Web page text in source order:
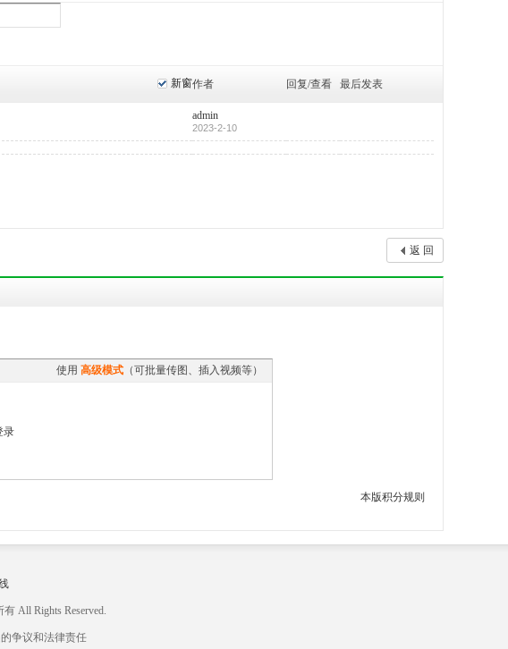
新窗作者 回复/查看 最后发表
admin
2023-2-10
返 回
使用 高级模式 （可批量传图、插入视频等）
本版积分规则
All Rights Reserved.
争议和法律责任